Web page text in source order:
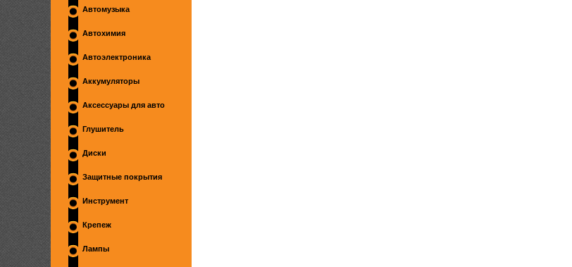
Автомузыка
Автохимия
Автоэлектроника
Аккумуляторы
Аксессуары для авто
Глушитель
Диски
Защитные покрытия
Инструмент
Крепеж
Лампы